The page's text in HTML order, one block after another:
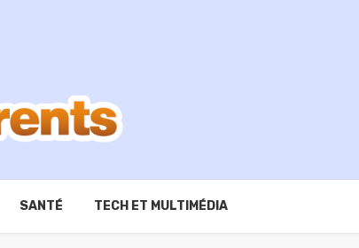
SANTÉ TECH ET MULTIMÉDIA